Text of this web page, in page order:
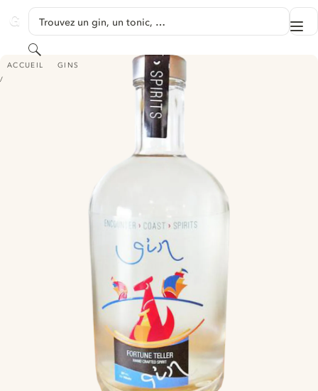
GINVENTORY
Trouvez un gin, un tonic, …
Rechercher
ACCUEIL GINS
FORTUNE TELLER GIN